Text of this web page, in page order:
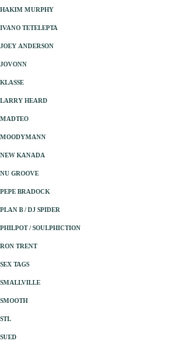
HAKIM MURPHY
IVANO TETELEPTA
JOEY ANDERSON
JOVONN
KLASSE
LARRY HEARD
MADTEO
MOODYMANN
NEW KANADA
NU GROOVE
PEPE BRADOCK
PLAN B / DJ SPIDER
PHILPOT / SOULPHICTION
RON TRENT
SEX TAGS
SMALLVILLE
SMOOTH
STL
SUED